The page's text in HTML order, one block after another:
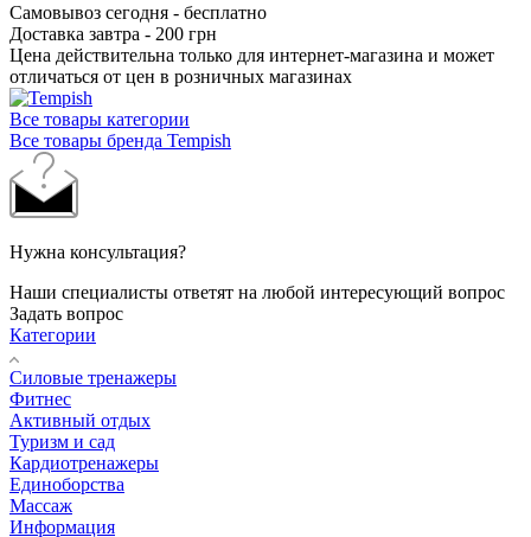
Самовывоз сегодня - бесплатно
Доставка завтра - 200 грн
Цена действительна только для интернет-магазина и может
отличаться от цен в розничных магазинах
Все товары категории
Все товары бренда Tempish
Нужна консультация?
Наши специалисты ответят на любой интересующий вопрос
Задать вопрос
Категории
Силовые тренажеры
Фитнес
Активный отдых
Туризм и сад
Кардиотренажеры
Единоборства
Массаж
Информация